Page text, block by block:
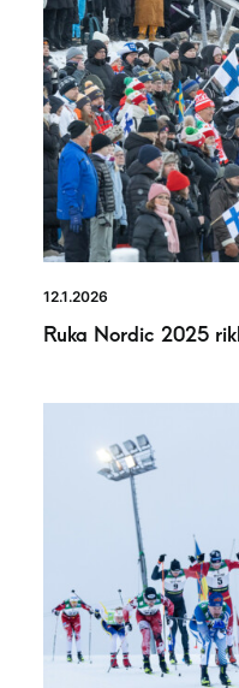
12.1.2026
Ruka Nordic 2025